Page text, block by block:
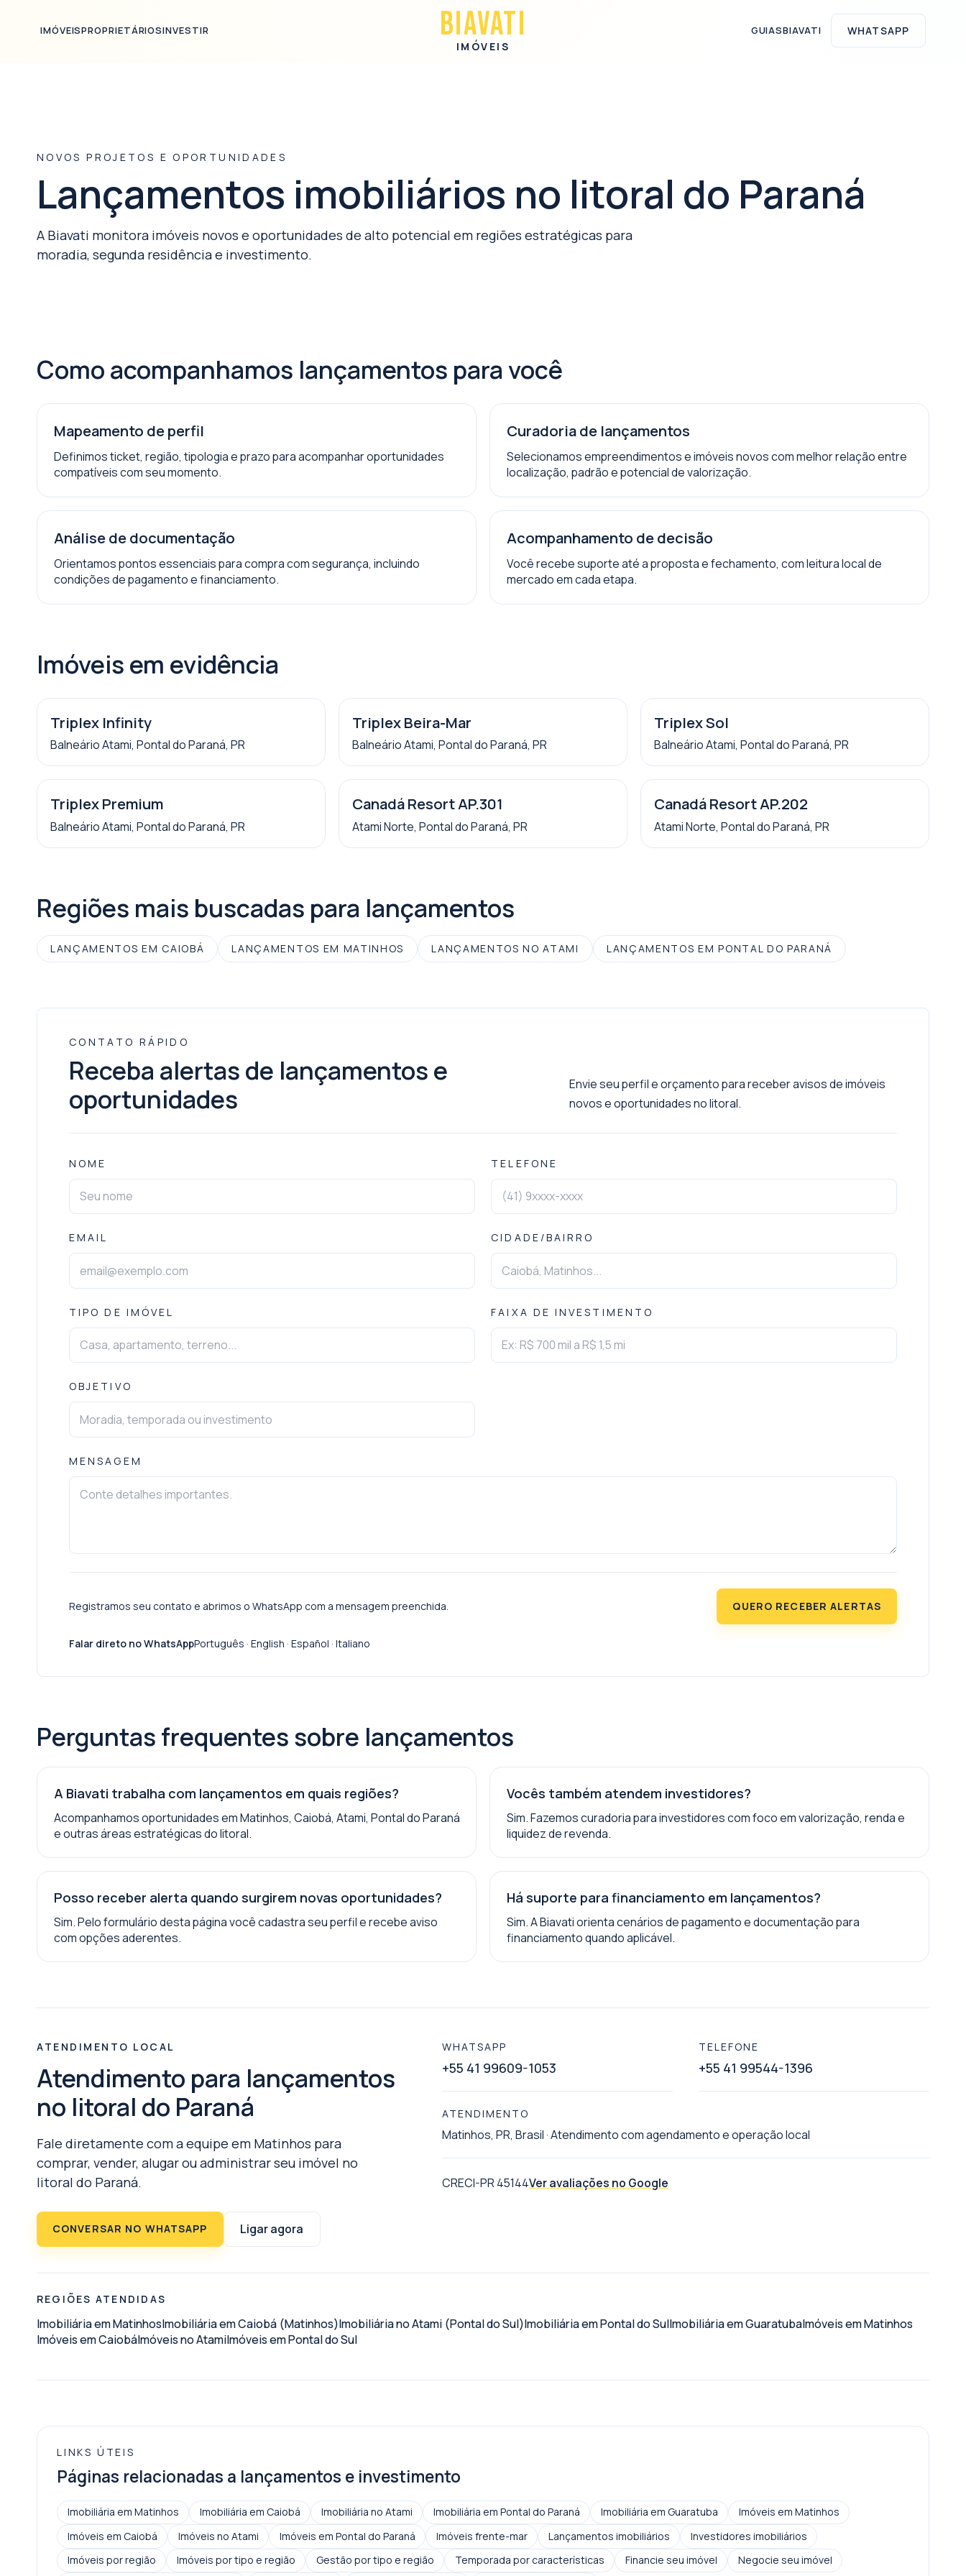
IMÓVEISPROPRIETÁRIOSINVESTIR BIAVATI
IMÓVEIS
GUIASBIAVATI WHATSAPP
NOVOS PROJETOS E OPORTUNIDADES
Lançamentos imobiliários no litoral do Paraná
A Biavati monitora imóveis novos e oportunidades de alto potencial em regiões estratégicas para
moradia, segunda residência e investimento.
Como acompanhamos lançamentos para você
Mapeamento de perfil
Definimos ticket, região, tipologia e prazo para acompanhar oportunidades
compatíveis com seu momento.
Curadoria de lançamentos
Selecionamos empreendimentos e imóveis novos com melhor relação entre
localização, padrão e potencial de valorização.
Análise de documentação
Orientamos pontos essenciais para compra com segurança, incluindo
condições de pagamento e financiamento.
Acompanhamento de decisão
Você recebe suporte até a proposta e fechamento, com leitura local de
mercado em cada etapa.
Imóveis em evidência
Triplex Infinity
Balneário Atami, Pontal do Paraná, PR
Triplex Beira-Mar
Balneário Atami, Pontal do Paraná, PR
Triplex Sol
Balneário Atami, Pontal do Paraná, PR
Triplex Premium
Balneário Atami, Pontal do Paraná, PR
Canadá Resort AP.301
Atami Norte, Pontal do Paraná, PR
Canadá Resort AP.202
Atami Norte, Pontal do Paraná, PR
Regiões mais buscadas para lançamentos
LANÇAMENTOS EM CAIOBÁ LANÇAMENTOS EM MATINHOS LANÇAMENTOS NO ATAMI LANÇAMENTOS EM PONTAL DO PARANÁ
CONTATO RÁPIDO
Receba alertas de lançamentos e
oportunidades
Envie seu perfil e orçamento para receber avisos de imóveis
novos e oportunidades no litoral.
NOME TELEFONE
EMAIL CIDADE/BAIRRO
TIPO DE IMÓVEL FAIXA DE INVESTIMENTO
OBJETIVO
MENSAGEM
Registramos seu contato e abrimos o WhatsApp com a mensagem preenchida. QUERO RECEBER ALERTAS
Falar direto no WhatsAppPortuguês · English · Español · Italiano
Perguntas frequentes sobre lançamentos
A Biavati trabalha com lançamentos em quais regiões?
Acompanhamos oportunidades em Matinhos, Caiobá, Atami, Pontal do Paraná
e outras áreas estratégicas do litoral.
Vocês também atendem investidores?
Sim. Fazemos curadoria para investidores com foco em valorização, renda e
liquidez de revenda.
Posso receber alerta quando surgirem novas oportunidades?
Sim. Pelo formulário desta página você cadastra seu perfil e recebe aviso
com opções aderentes.
Há suporte para financiamento em lançamentos?
Sim. A Biavati orienta cenários de pagamento e documentação para
financiamento quando aplicável.
ATENDIMENTO LOCAL
Atendimento para lançamentos
no litoral do Paraná
Fale diretamente com a equipe em Matinhos para
comprar, vender, alugar ou administrar seu imóvel no
litoral do Paraná.
CONVERSAR NO WHATSAPP Ligar agora
WHATSAPP
+55 41 99609-1053
TELEFONE
+55 41 99544-1396
ATENDIMENTO
Matinhos, PR, Brasil ·Atendimento com agendamento e operação local
CRECI-PR 45144Ver avaliações no Google
REGIÕES ATENDIDAS
Imobiliária em MatinhosImobiliária em Caiobá (Matinhos)Imobiliária no Atami (Pontal do Sul)Imobiliária em Pontal do SulImobiliária em GuaratubaImóveis em Matinhos
Imóveis em CaiobáImóveis no AtamiImóveis em Pontal do Sul
LINKS ÚTEIS
Páginas relacionadas a lançamentos e investimento
Imobiliária em Matinhos Imobiliária em Caiobá Imobiliária no Atami Imobiliária em Pontal do Paraná Imobiliária em Guaratuba
Imóveis em Matinhos
Imóveis em Caiobá
Imóveis no Atami Imóveis em Pontal do Paraná Imóveis frente-mar Lançamentos imobiliários
Investidores imobiliários
Imóveis por região
Imóveis por tipo e região Gestão por tipo e região Temporada por características Financie seu imóvel Negocie seu imóvel